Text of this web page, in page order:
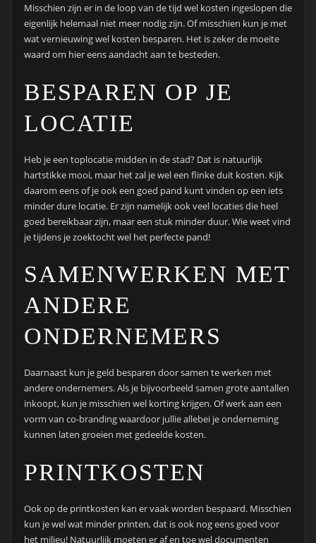
Misschien zijn er in de loop van de tijd wel kosten ingeslopen die
eigenlijk helemaal niet meer nodig zijn. Of misschien kun je met
wat vernieuwing wel kosten besparen. Het is zeker de moeite
waard om hier eens aandacht aan te besteden.
BESPAREN OP JE
LOCATIE
Heb je een toplocatie midden in de stad? Dat is natuurlijk
hartstikke mooi, maar het zal je wel een flinke duit kosten. Kijk
daarom eens of je ook een goed pand kunt vinden op een iets
minder dure locatie. Er zijn namelijk ook veel locaties die heel
goed bereikbaar zijn, maar een stuk minder duur. Wie weet vind
je tijdens je zoektocht wel het perfecte pand!
SAMENWERKEN MET
ANDERE
ONDERNEMERS
Daarnaast kun je geld besparen door samen te werken met
andere ondernemers. Als je bijvoorbeeld samen grote aantallen
inkoopt, kun je misschien wel korting krijgen. Of werk aan een
vorm van co-branding waardoor jullie allebei je onderneming
kunnen laten groeien met gedeelde kosten.
PRINTKOSTEN
Ook op de printkosten kan er vaak worden bespaard. Misschien
kun je wel wat minder printen, dat is ook nog eens goed voor
het milieu! Natuurlijk moeten er af en toe wel documenten